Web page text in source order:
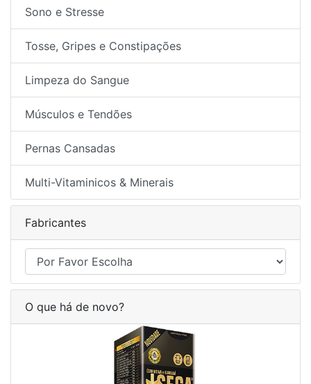
Sono e Stresse
Tosse, Gripes e Constipações
Limpeza do Sangue
Músculos e Tendões
Pernas Cansadas
Multi-Vitaminicos & Minerais
Fabricantes
O que há de novo?